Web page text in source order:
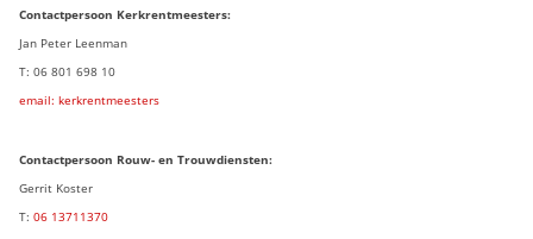
Contactpersoon Kerkrentmeesters:
Jan Peter Leenman
T: 06 801 698 10
email: kerkrentmeesters
Contactpersoon Rouw- en Trouwdiensten:
Gerrit Koster
T: 06 13711370